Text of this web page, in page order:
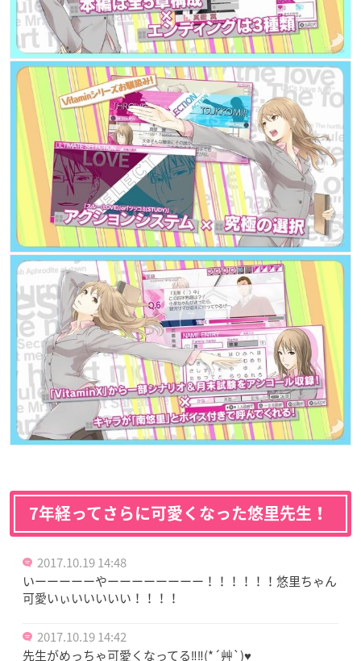
7年経ってさらに可愛くなった悠里先生！
2017.10.19 14:48
いーーーーーやーーーーーーーー！！！！！！悠里ちゃん
可愛いぃいいいいい！！！！
2017.10.19 14:42
先生がめっちゃ可愛くなってる‼‼(*´艸`)♥